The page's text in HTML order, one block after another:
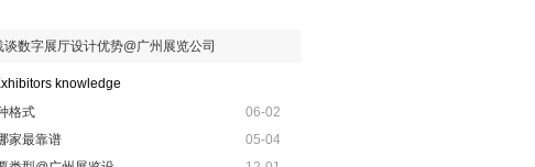
谈数字展厅设计优势@广州展览公司
knowledge
06-02
格式
05-04
家最靠谱